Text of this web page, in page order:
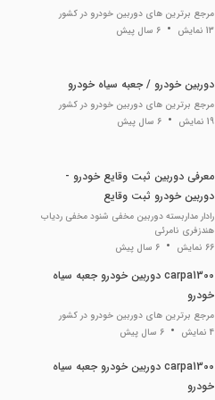
مرجع برترین های دوربین خودرو در کشور
13 نمایش
6 سال پیش
دوربین خودرو / جعبه سیاه خودرو
مرجع برترین های دوربین خودرو در کشور
19 نمایش
6 سال پیش
معرفی دوربین ثبت وقایع خودرو -
دوربین خودرو ثبت وقایع
Radarcctv@ - radarcctv.ir
رادار مداربسته دوربین مخفی شنود مخفی ردیاب
هندزفری نامرئی
66 نمایش
6 سال پیش
carpa1300 دوربین خودرو جعبه سیاه
خودرو
مرجع برترین های دوربین خودرو در کشور
4 نمایش
6 سال پیش
carpa1300 دوربین خودرو جعبه سیاه
خودرو